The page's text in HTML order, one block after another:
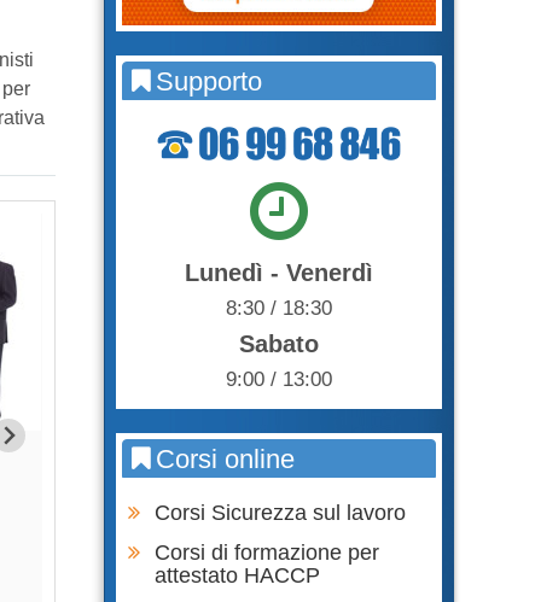
Formazione Lavoratori parte
GENERALE + SPECIFICA RISCHIO
BASSO
75,00 €
SPECIFICA
Supporto
Lunedì - Venerdì
8:30 / 18:30
Sabato
9:00 / 13:00
Corsi online
Corsi Sicurezza sul lavoro
Corsi di formazione per
attestato HACCP